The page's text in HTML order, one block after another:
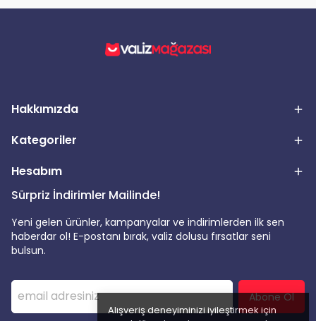
Alışveriş deneyiminizi iyileştirmek için
Hakkımızda
Kategoriler
Hesabım
Sürpriz İndirimler Mailinde!
Yeni gelen ürünler, kampanyalar ve indirimlerden ilk sen
haberdar ol! E-postanı bırak, valiz dolusu fırsatlar seni
bulsun.
Abone Ol